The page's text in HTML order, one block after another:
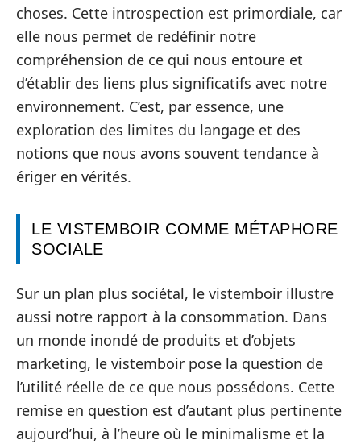
choses. Cette introspection est primordiale, car
elle nous permet de redéfinir notre
compréhension de ce qui nous entoure et
d’établir des liens plus significatifs avec notre
environnement. C’est, par essence, une
exploration des limites du langage et des
notions que nous avons souvent tendance à
ériger en vérités.
LE VISTEMBOIR COMME MÉTAPHORE
SOCIALE
Sur un plan plus sociétal, le vistemboir illustre
aussi notre rapport à la consommation. Dans
un monde inondé de produits et d’objets
marketing, le vistemboir pose la question de
l’utilité réelle de ce que nous possédons. Cette
remise en question est d’autant plus pertinente
aujourd’hui, à l’heure où le minimalisme et la